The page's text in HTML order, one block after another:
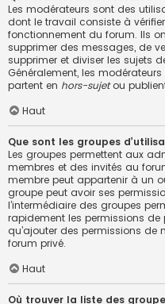
Les modérateurs sont des
dont le travail consiste à
fonctionnement du forum. Ils
supprimer des messages, de
supprimer et diviser les sujets
Généralement, les
partent en hors-sujetou
Haut
Que sont les groupes
Les groupes permettent aux
membres et des invités au
membre peut appartenir à un
groupe peut avoir ses
l’intermédiaire des groupes
rapidement les permissions de
qu’ajouter des permissions
forum privé.
Haut
Où trouver la liste des